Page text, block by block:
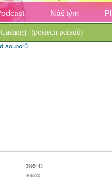
Náš tým
| (poslech pořadů)
souborů
3995443
306530